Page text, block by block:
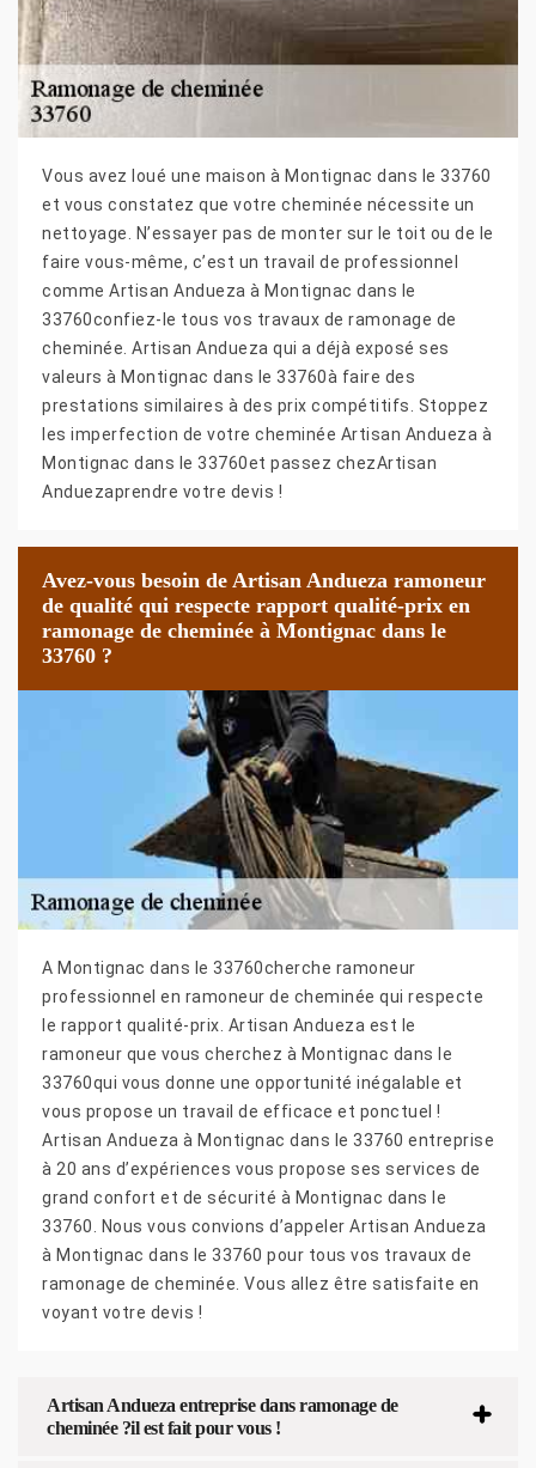
Vous avez loué une maison à Montignac dans le 33760
et vous constatez que votre cheminée nécessite un
nettoyage. N’essayer pas de monter sur le toit ou de le
faire vous-même, c’est un travail de professionnel
comme Artisan Andueza à Montignac dans le
33760confiez-le tous vos travaux de ramonage de
cheminée. Artisan Andueza qui a déjà exposé ses
valeurs à Montignac dans le 33760à faire des
prestations similaires à des prix compétitifs. Stoppez
les imperfection de votre cheminée Artisan Andueza à
Montignac dans le 33760et passez chezArtisan
Anduezaprendre votre devis !
Avez-vous besoin de Artisan Andueza ramoneur
de qualité qui respecte rapport qualité-prix en
ramonage de cheminée à Montignac dans le
33760 ?
A Montignac dans le 33760cherche ramoneur
professionnel en ramoneur de cheminée qui respecte
le rapport qualité-prix. Artisan Andueza est le
ramoneur que vous cherchez à Montignac dans le
33760qui vous donne une opportunité inégalable et
vous propose un travail de efficace et ponctuel !
Artisan Andueza à Montignac dans le 33760 entreprise
à 20 ans d’expériences vous propose ses services de
grand confort et de sécurité à Montignac dans le
33760. Nous vous convions d’appeler Artisan Andueza
à Montignac dans le 33760 pour tous vos travaux de
ramonage de cheminée. Vous allez être satisfaite en
voyant votre devis !
Artisan Andueza entreprise dans ramonage de
cheminée ?il est fait pour vous !